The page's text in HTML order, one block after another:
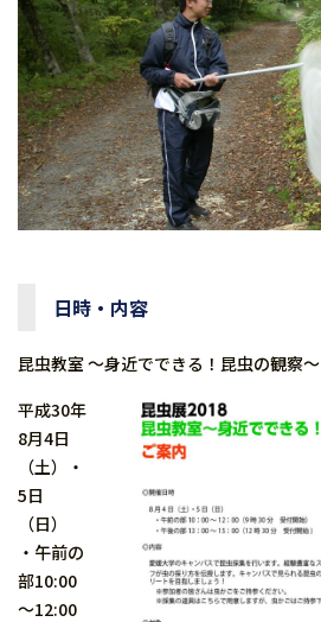
日時・内容
昆虫教室 〜身近でできる！昆虫の観察〜
平成30年
8月4日
（土）・
5日
（日）
・午前の
部10:00
～12:00